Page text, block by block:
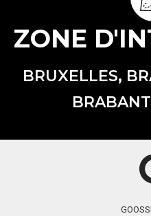
ZONE
BRUXELLES,